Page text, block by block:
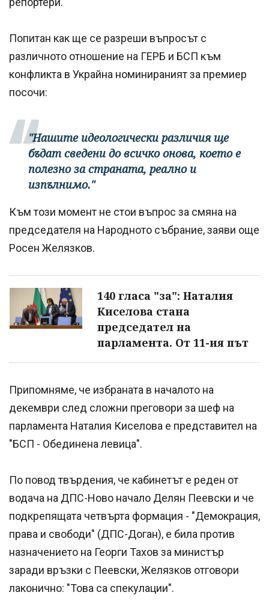
Попитан как ще се разреши въпросът с
различното отношение на ГЕРБ и БСП към
конфликта в Украйна номинираният за премиер
посочи:
"Нашите идеологически различия ще
бъдат сведени до всичко онова, което е
полезно за страната, реално и
изпълнимо."
Към този момент не стои въпрос за смяна на
председателя на Народното събрание, заяви още
Росен Желязков.
140 гласа "за": Наталия
Киселова стана
председател на
парламента. От 11-ия път
Припомняме, че избраната в началото на
декември след сложни преговори за шеф на
парламента Наталия Киселова е представител на
"БСП - Обединена левица".
По повод твърдения, че кабинетът е реден от
водача на ДПС-Ново начало Делян Пеевски и че
подкрепящата четвърта формация - "Демокрация,
права и свободи" (ДПС-Доган), е била против
назначението на Георги Тахов за министър
заради връзки с Пеевски, Желязков отговори
лаконично: "Това са спекулации".